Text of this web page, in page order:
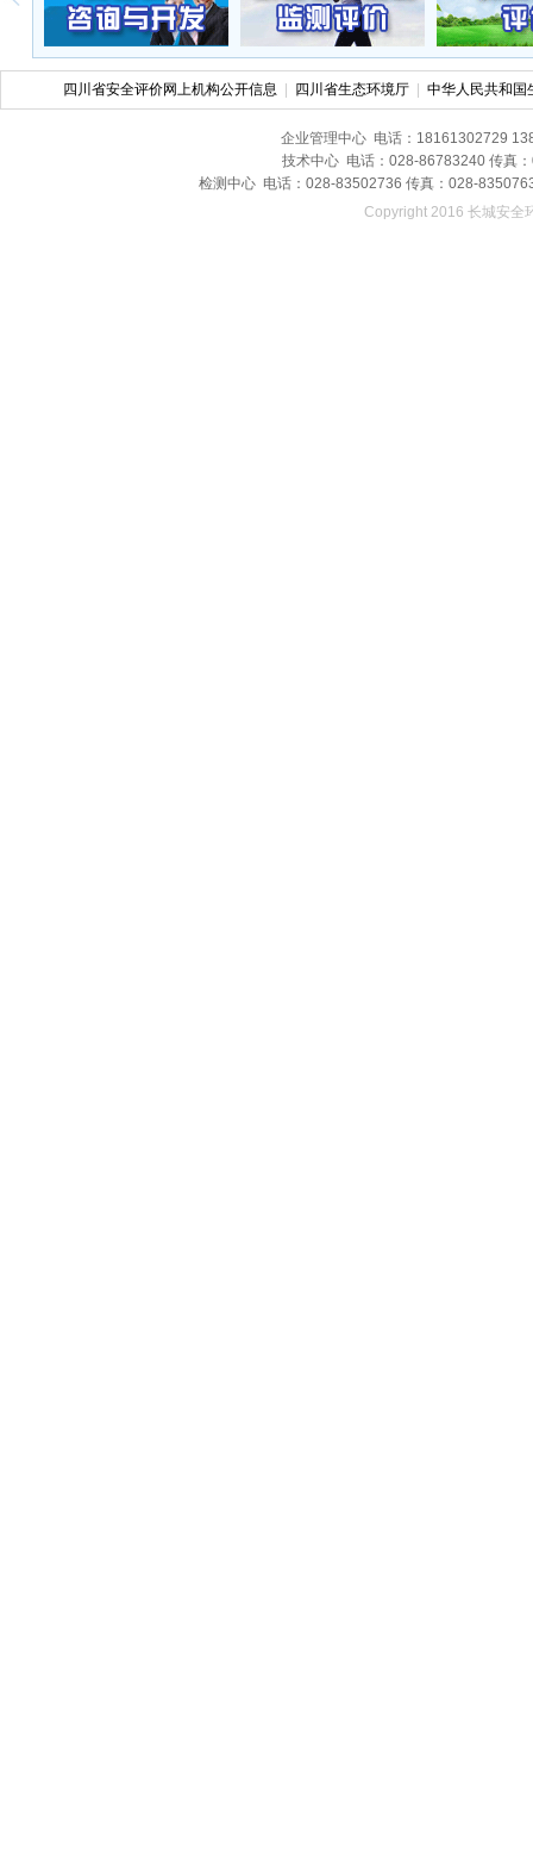
四川省安全评价网上机构公开信息 四川省生态环境厅 中华人民共和国
企业管理中心 电话：18161302729
技术中心 电话：028-86783240 传真
检测中心 电话：028-83502736 传真：028-
Copyright 2016 长城安